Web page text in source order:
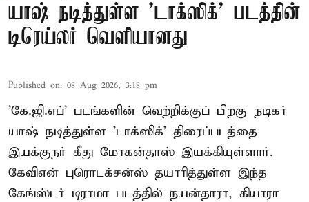
யாஷ் நடித்துள்ள 'டாக்‌ஸிக்' படத்தின்
டிரெய்லர் வெளியானது
Published on: 08 Aug 2026, 3:18 pm
'கே.ஜி.எப்' படங்களின் வெற்றிக்குப் பிறகு நடிகர்
யாஷ் நடித்துள்ள 'டாக்ஸிக்' திரைப்படத்தை
இயக்குநர் கீது மோகன்தாஸ் இயக்கியுள்ளார்.
கேவிஎன் புரொடக்சன்ஸ் தயாரித்துள்ள இந்த
கேங்ஸ்டர் டிராமா படத்தில் நயன்தாரா, கியாரா